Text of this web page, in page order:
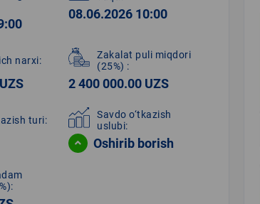
08.06.2026 10:00
narxi:
Zakalat puli miqdori
(25%) :
2 400 000.00 UZS
turi:
Savdo o‘tkazish
uslubi:
Oshirib borish